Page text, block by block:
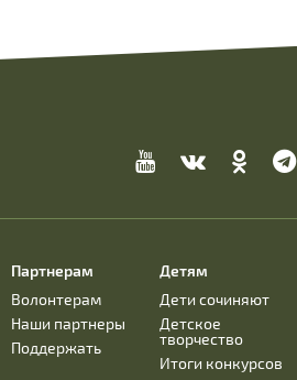
Партнерам
Волонтерам
Наши партнеры
Поддержать
Детям
Дети сочиняют
Детское
творчество
Итоги конкурсов